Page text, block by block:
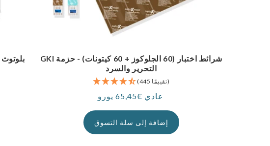
GKI شرائط اختبار (60 الجلوكوز + 60 كيتونات) - حزمة
التحرير والسرد
(445 تقييمًا)
سعر عادي €65,45 يورو
إضافة إلى سلة التسوق